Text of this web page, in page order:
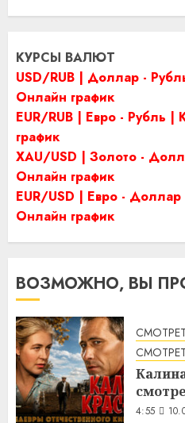
КУРСЫ ВАЛЮТ
USD/RUB | Доллар -
Онлайн график
EUR/RUB | Евро - Рубль |
график
XAU/USD | Золото -
Онлайн график
EUR/USD | Евро - Доллар
Онлайн график
ВОЗМОЖНО, ВЫ
4:55